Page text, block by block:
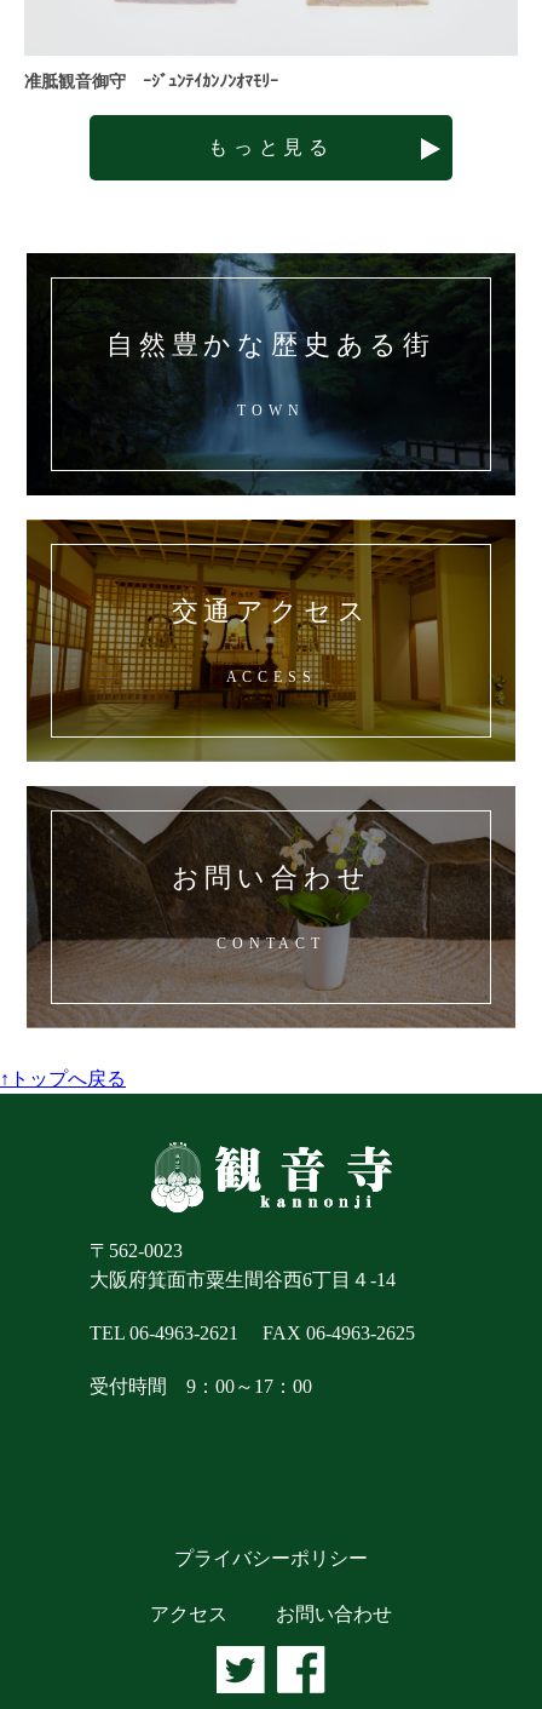
准胝観音御守 ｰｼﾞｭﾝﾃｲｶﾝﾉﾝｵﾏﾓﾘｰ
もっと見る
自然豊かな歴史ある街
TOWN
交通アクセス
ACCESS
お問い合わせ
CONTACT
↑トップへ戻る
〒562-0023
大阪府箕面市粟生間谷西6丁目４-14
TEL 06-4963-2621 FAX 06-4963-2625
受付時間 9：00～17：00
プライバシーポリシー
アクセス お問い合わせ